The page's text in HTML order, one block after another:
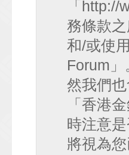
「
務條款
和/或使
Forum
然我們
「香港
時注意
將視為